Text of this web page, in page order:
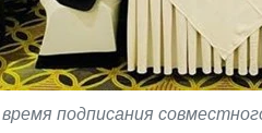
подписания